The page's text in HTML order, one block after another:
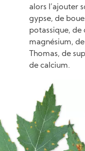
alors l’ajouter
gypse, de
potassique, de
magnésium,
Thomas, de
de calcium.